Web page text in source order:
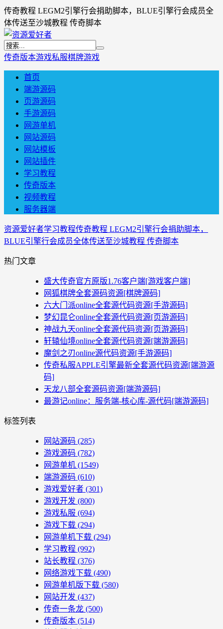
传奇教程 LEGM2引擎行会捐助脚本，BLUE引擎行会成员全
体传送至沙城教程 传奇脚本
传奇版本游戏私服棋牌游戏
首页
端游源码
页游源码
手游源码
网游单机
网站源码
网站模板
网站插件
学习教程
传奇版本
视频教程
服务器端
资源爱好者学习教程传奇教程 LEGM2引擎行会捐助脚本，
BLUE引擎行会成员全体传送至沙城教程 传奇脚本
热门文章
盛大传奇官方原版1.76客户端[游戏客户端]
网狐棋牌全套源码资源[棋牌源码]
六大门派online全套源代码资源[手游源码]
梦幻昆仑online全套源代码资源[页游源码]
神战九天online全套源代码资源[页游源码]
轩辕仙境online全套源代码资源[端游源码]
魔剑之刃online源代码资源[手游源码]
传奇私服APPLE引擎最新全套源代码资源[端游源
码]
天龙八部全套源码资源[端游源码]
最游记online：服务端-核心库-源代码[端游源码]
标签列表
网站源码 (285)
游戏源码 (782)
网游单机 (1549)
端游源码 (610)
游戏爱好者 (301)
游戏开发 (800)
游戏私服 (694)
游戏下载 (294)
网游单机下载 (294)
学习教程 (992)
站长教程 (376)
网络游戏下载 (490)
网游单机版下载 (580)
网站开发 (437)
传奇一条龙 (500)
传奇版本 (514)